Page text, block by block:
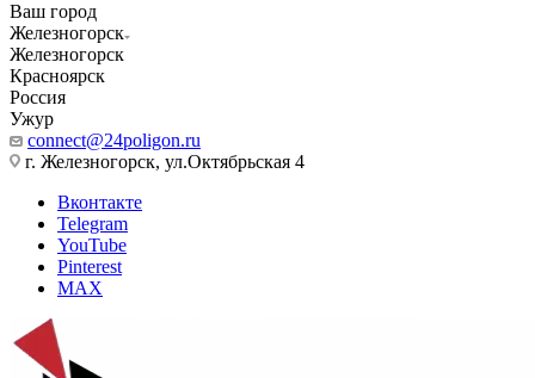
Ваш город
Железногорск
Железногорск
Красноярск
Россия
Ужур
connect@24poligon.ru
г. Железногорск, ул.Октябрьская 4
Вконтакте
Telegram
YouTube
Pinterest
MAX